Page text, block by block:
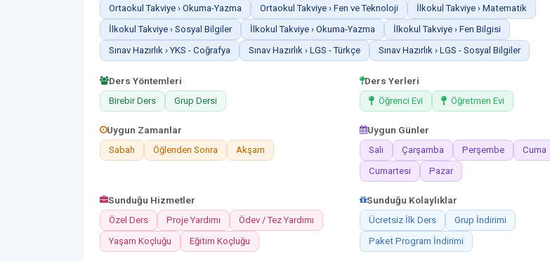
Ortaokul Takviye › Okuma-Yazma
Ortaokul Takviye › Fen ve Teknoloji
İlkokul Takviye › Matematik
İlkokul Takviye › Sosyal Bilgiler
İlkokul Takviye › Okuma-Yazma
İlkokul Takviye › Fen Bilgisi
Sınav Hazırlık › YKS - Coğrafya
Sınav Hazırlık › LGS - Türkçe Sınav Hazırlık › LGS - Sosyal Bilgiler
Ders Yöntemleri
Birebir Ders Grup Dersi
Ders Yerleri
Öğrenci Evi Öğretmen Evi
Uygun Zamanlar
Sabah Öğlenden Sonra Akşam
Uygun Günler
Salı Çarşamba Perşembe
Cuma
Cumartesi
Pazar
Sunduğu Hizmetler
Özel Ders Proje Yardımı
Ödev / Tez Yardımı
Yaşam Koçluğu
Eğitim Koçluğu
Sunduğu Kolaylıklar
Ücretsiz İlk Ders
Grup İndirimi
Paket Program İndirimi